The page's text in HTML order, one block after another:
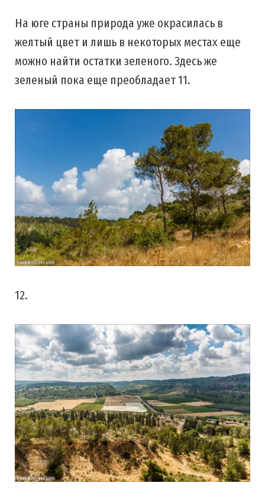
На юге страны природа уже окрасилась в
желтый цвет и лишь в некоторых местах еще
можно найти остатки зеленого. Здесь же
зеленый пока еще преобладает 11.
12.